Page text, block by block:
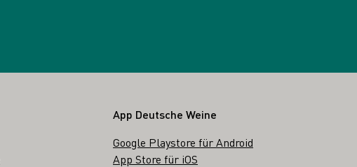
App Deutsche Weine
Google Playstore für Android
App Store für iOS